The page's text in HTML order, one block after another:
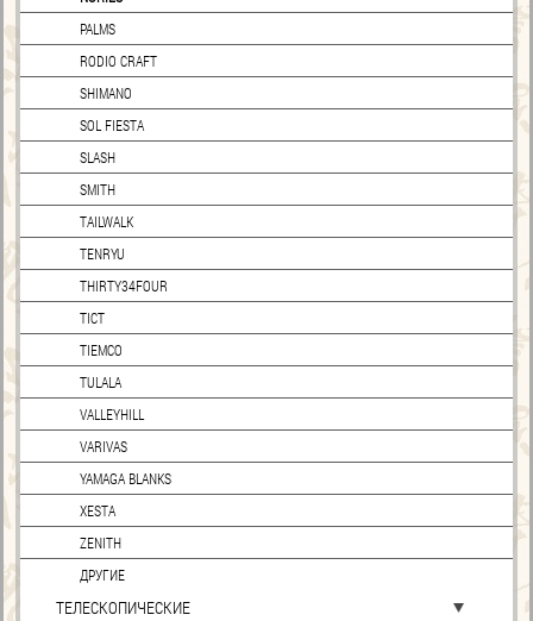
PALMS
RODIO CRAFT
SHIMANO
SOL FIESTA
SLASH
SMITH
TAILWALK
TENRYU
THIRTY34FOUR
TICT
TIEMCO
TULALA
VALLEYHILL
VARIVAS
YAMAGA BLANKS
XESTA
ZENITH
ДРУГИЕ
ТЕЛЕСКОПИЧЕСКИЕ